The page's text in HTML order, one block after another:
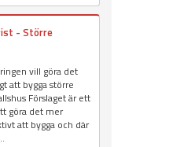
- Större
vill göra det
att bygga större
Förslaget är ett
göra det mer
att bygga och där